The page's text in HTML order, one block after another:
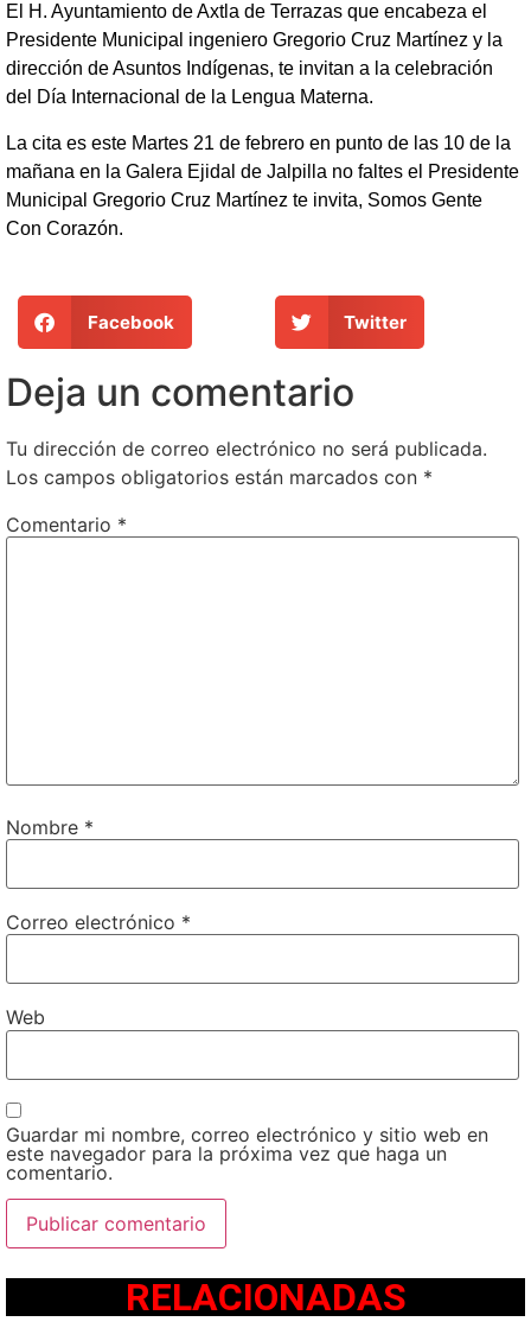
El H. Ayuntamiento de Axtla de Terrazas que encabeza el
Presidente Municipal ingeniero Gregorio Cruz Martínez y la
dirección de Asuntos Indígenas, te invitan a la celebración
del Día Internacional de la Lengua Materna.
La cita es este Martes 21 de febrero en punto de las 10 de la
mañana en la Galera Ejidal de Jalpilla no faltes el Presidente
Municipal Gregorio Cruz Martínez te invita, Somos Gente
Con Corazón.
Facebook Twitter
Deja un comentario
Tu dirección de correo electrónico no será publicada.
Los campos obligatorios están marcados con *
Comentario *
Nombre *
Correo electrónico *
Web
Guardar mi nombre, correo electrónico y sitio web en
este navegador para la próxima vez que haga un
comentario.
RELACIONADAS